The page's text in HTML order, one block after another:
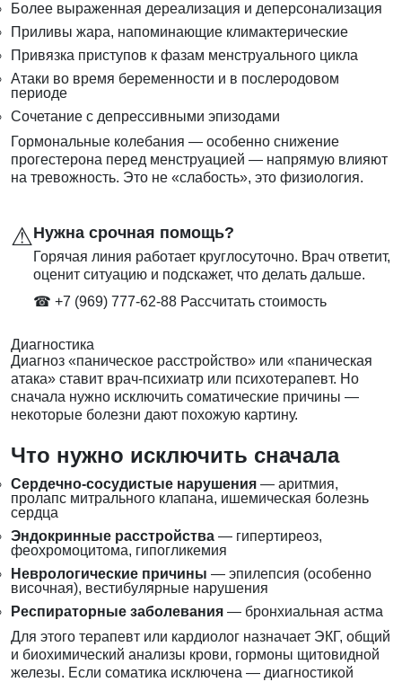
Более выраженная дереализация и деперсонализация
Приливы жара, напоминающие климактерические
Привязка приступов к фазам менструального цикла
Атаки во время беременности и в послеродовом
периоде
Сочетание с депрессивными эпизодами
Гормональные колебания — особенно снижение
прогестерона перед менструацией — напрямую влияют
на тревожность. Это не «слабость», это физиология.
⚠Нужна срочная помощь?
Горячая линия работает круглосуточно. Врач ответит,
оценит ситуацию и подскажет, что делать дальше.
☎ +7 (969) 777-62-88 Рассчитать стоимость
Диагностика
Диагноз «паническое расстройство» или «паническая
атака» ставит врач-психиатр или психотерапевт. Но
сначала нужно исключить соматические причины —
некоторые болезни дают похожую картину.
Что нужно исключить сначала
Сердечно-сосудистые нарушения — аритмия,
пролапс митрального клапана, ишемическая болезнь
сердца
Эндокринные расстройства — гипертиреоз,
феохромоцитома, гипогликемия
Неврологические причины — эпилепсия (особенно
височная), вестибулярные нарушения
Респираторные заболевания — бронхиальная астма
Для этого терапевт или кардиолог назначает ЭКГ, общий
и биохимический анализы крови, гормоны щитовидной
железы. Если соматика исключена — диагностикой